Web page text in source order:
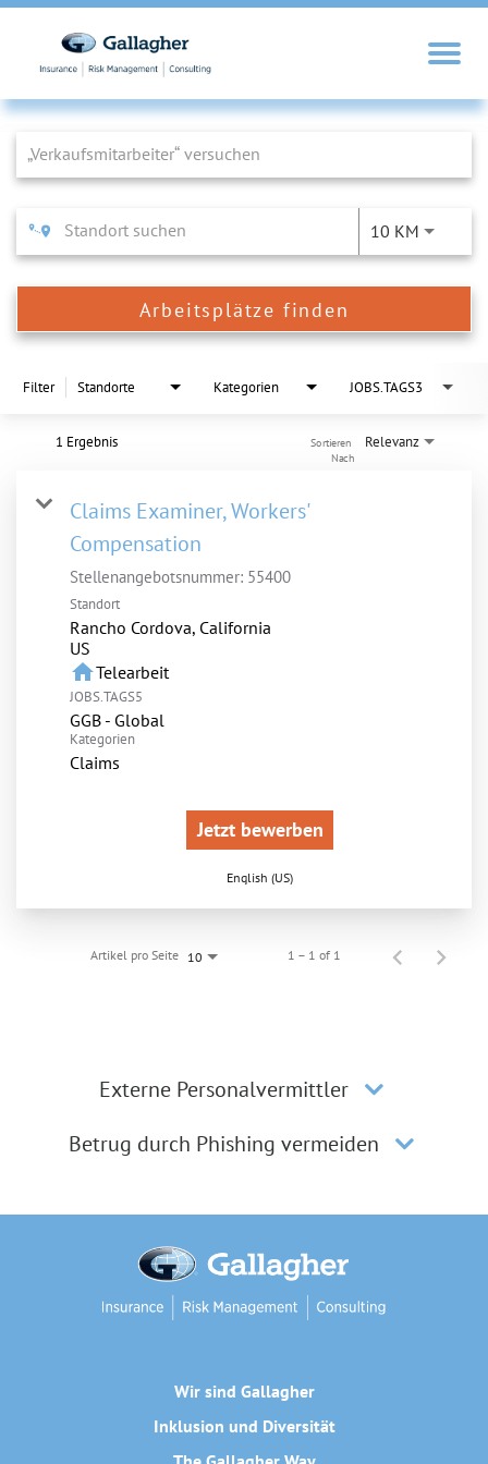
Job Search Page
10 KM
Arbeitsplätze finden
Filter Standorte Kategorien JOBS.TAGS3
1 Ergebnis Relevanz
Sortieren
Nach
Claims Examiner, Workers'
Compensation
Stellenangebotsnummer: 55400
Standort
Rancho Cordova, California
homeTelearbeit
JOBS.TAGS5
GGB - Global
Kategorien
Claims
Jetzt bewerben
English (US)
Artikel pro Seite 10 1 – 1 of 1
Externe Personalvermittler
Betrug durch Phishing vermeiden
Wir sind Gallagher
Inklusion und Diversität